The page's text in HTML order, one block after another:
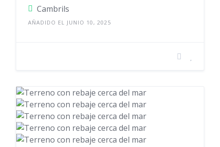
Cambrils
AÑADIDO EL JUNIO 10, 2025